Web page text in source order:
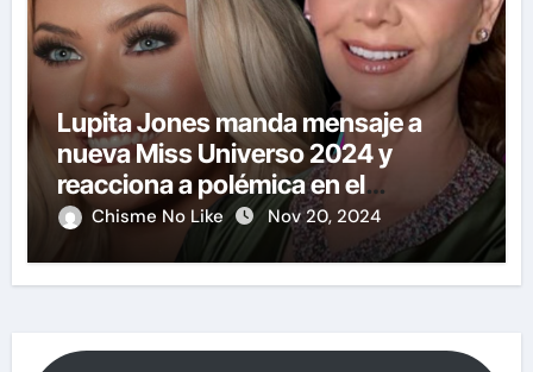
Lupita Jones manda mensaje a
nueva Miss Universo 2024 y
reacciona a polémica en el
certamen
Chisme No Like Nov 20, 2024